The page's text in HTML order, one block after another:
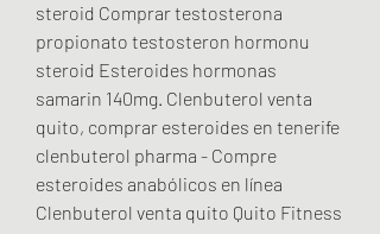
steroid Comprar testosterona
propionato testosteron hormonu
steroid Esteroides hormonas
samarin 140mg. Clenbuterol venta
quito, comprar esteroides en tenerife
clenbuterol pharma - Compre
esteroides anabólicos en línea
Clenbuterol venta quito Quito Fitness